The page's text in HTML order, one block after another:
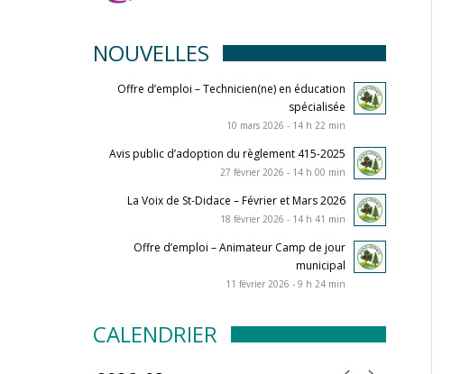
NOUVELLES
Offre d’emploi – Technicien(ne) en éducation
spécialisée
10 mars 2026 - 14 h 22 min
Avis public d’adoption du règlement 415-2025
27 février 2026 - 14 h 00 min
La Voix de St-Didace – Février et Mars 2026
18 février 2026 - 14 h 41 min
Offre d’emploi – Animateur Camp de jour
municipal
11 février 2026 - 9 h 24 min
CALENDRIER